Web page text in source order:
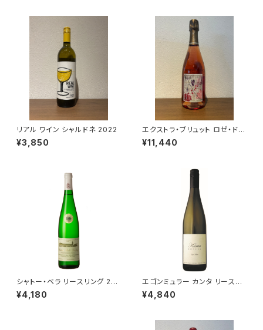
リアル ワイン シャルドネ 2022
¥3,850
エクストラ・ブリュット ロゼ・ド・
ムニエ NV ラエルト・フレール
ロゼ シャンパーニュ 750ml
¥11,440
シャトー・ベラ リースリング 202
3 エゴン・ミュラー 白ワイン ス
ロヴァキア 750ml
¥4,180
エゴンミュラー カンタ リースリ
ング 2024 750ml
¥4,840